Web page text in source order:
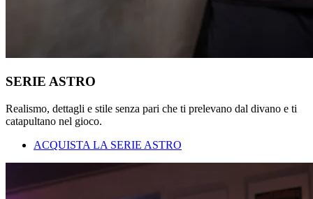
SERIE ASTRO
Realismo, dettagli e stile senza pari che ti prelevano dal divano e ti
catapultano nel gioco.
ACQUISTA LA SERIE ASTRO